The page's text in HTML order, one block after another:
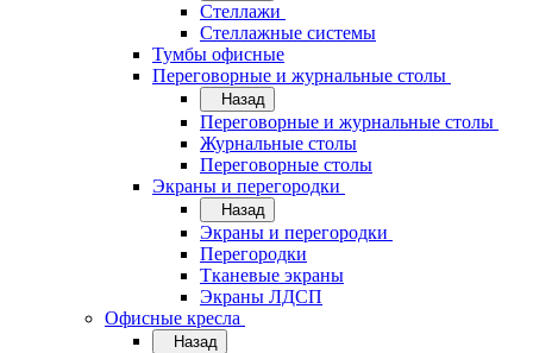
Стеллажи
Стеллажные системы
Тумбы офисные
Переговорные и журнальные столы
Назад
Переговорные и журнальные столы
Журнальные столы
Переговорные столы
Экраны и перегородки
Назад
Экраны и перегородки
Перегородки
Тканевые экраны
Экраны ЛДСП
Офисные кресла
Назад